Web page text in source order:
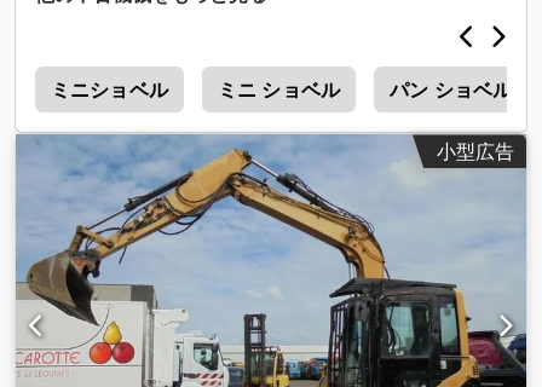
ミニショベル ミニ ショベル パン ショベル
小型広告